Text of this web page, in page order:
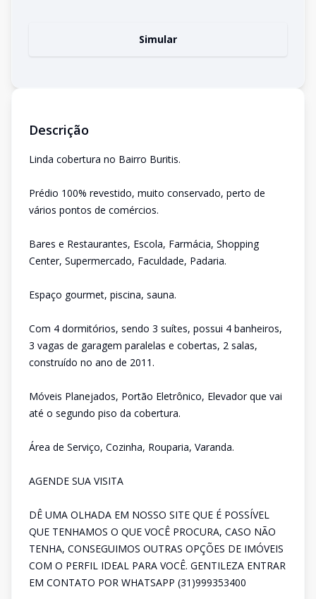
Simular
Descrição
Linda cobertura no Bairro Buritis.
Prédio 100% revestido, muito conservado, perto de
vários pontos de comércios.
Bares e Restaurantes, Escola, Farmácia, Shopping
Center, Supermercado, Faculdade, Padaria.
Espaço gourmet, piscina, sauna.
Com 4 dormitórios, sendo 3 suítes, possui 4 banheiros,
3 vagas de garagem paralelas e cobertas, 2 salas,
construído no ano de 2011.
Móveis Planejados, Portão Eletrônico, Elevador que vai
até o segundo piso da cobertura.
Área de Serviço, Cozinha, Rouparia, Varanda.
AGENDE SUA VISITA
DÊ UMA OLHADA EM NOSSO SITE QUE É POSSÍVEL
QUE TENHAMOS O QUE VOCÊ PROCURA, CASO NÃO
TENHA, CONSEGUIMOS OUTRAS OPÇÕES DE IMÓVEIS
COM O PERFIL IDEAL PARA VOCÊ. GENTILEZA ENTRAR
EM CONTATO POR WHATSAPP (31)999353400